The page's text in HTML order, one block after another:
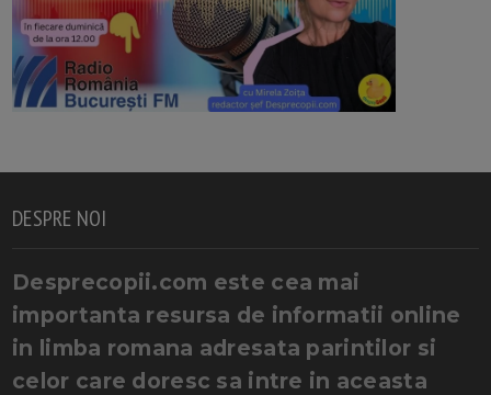
DESPRE NOI
Desprecopii.com este cea mai
importanta resursa de informatii online
in limba romana adresata parintilor si
celor care doresc sa intre in aceasta